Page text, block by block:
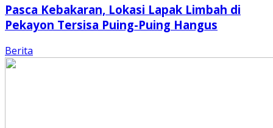
Pasca Kebakaran, Lokasi Lapak Limbah di
Pekayon Tersisa Puing-Puing Hangus
Berita